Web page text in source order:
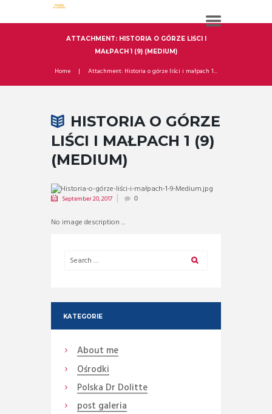
ATTACHMENT: HISTORIA O GÓRZE LIŚCI I
MAŁPACH 1 (9) (MEDIUM)
Home Attachment: Historia o górze liści i małpach 1...
HISTORIA O GÓRZE
LIŚCI I MAŁPACH 1 (9)
(MEDIUM)
September 20, 2017 0
No image description ...
KATEGORIE
About me
Ośrodki
Polska Dr Dolitte
post galeria